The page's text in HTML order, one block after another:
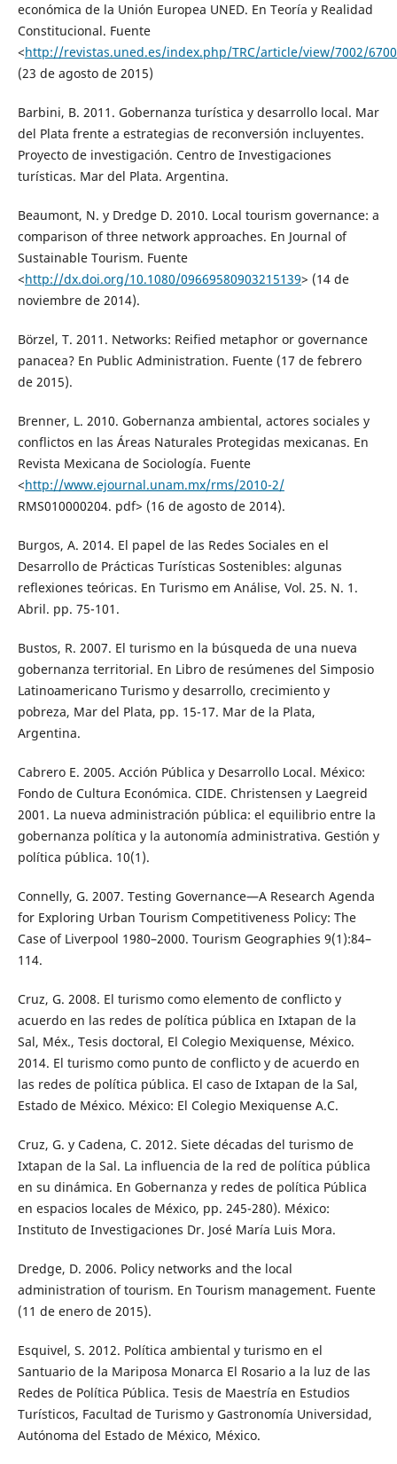
económica de la Unión Europea UNED. En Teoría y Realidad
Constitucional. Fuente
<http://revistas.uned.es/index.php/TRC/article/view/7002/6700
(23 de agosto de 2015)
Barbini, B. 2011. Gobernanza turística y desarrollo local. Mar
del Plata frente a estrategias de reconversión incluyentes.
Proyecto de investigación. Centro de Investigaciones
turísticas. Mar del Plata. Argentina.
Beaumont, N. y Dredge D. 2010. Local tourism governance: a
comparison of three network approaches. En Journal of
Sustainable Tourism. Fuente
<http://dx.doi.org/10.1080/09669580903215139> (14 de
noviembre de 2014).
Börzel, T. 2011. Networks: Reified metaphor or governance
panacea? En Public Administration. Fuente (17 de febrero
de 2015).
Brenner, L. 2010. Gobernanza ambiental, actores sociales y
conflictos en las Áreas Naturales Protegidas mexicanas. En
Revista Mexicana de Sociología. Fuente
<http://www.ejournal.unam.mx/rms/2010-2/
RMS010000204. pdf> (16 de agosto de 2014).
Burgos, A. 2014. El papel de las Redes Sociales en el
Desarrollo de Prácticas Turísticas Sostenibles: algunas
reflexiones teóricas. En Turismo em Análise, Vol. 25. N. 1.
Abril. pp. 75-101.
Bustos, R. 2007. El turismo en la búsqueda de una nueva
gobernanza territorial. En Libro de resúmenes del Simposio
Latinoamericano Turismo y desarrollo, crecimiento y
pobreza, Mar del Plata, pp. 15-17. Mar de la Plata,
Argentina.
Cabrero E. 2005. Acción Pública y Desarrollo Local. México:
Fondo de Cultura Económica. CIDE. Christensen y Laegreid
2001. La nueva administración pública: el equilibrio entre la
gobernanza política y la autonomía administrativa. Gestión y
política pública. 10(1).
Connelly, G. 2007. Testing Governance—A Research Agenda
for Exploring Urban Tourism Competitiveness Policy: The
Case of Liverpool 1980–2000. Tourism Geographies 9(1):84–
114.
Cruz, G. 2008. El turismo como elemento de conflicto y
acuerdo en las redes de política pública en Ixtapan de la
Sal, Méx., Tesis doctoral, El Colegio Mexiquense, México.
2014. El turismo como punto de conflicto y de acuerdo en
las redes de política pública. El caso de Ixtapan de la Sal,
Estado de México. México: El Colegio Mexiquense A.C.
Cruz, G. y Cadena, C. 2012. Siete décadas del turismo de
Ixtapan de la Sal. La influencia de la red de política pública
en su dinámica. En Gobernanza y redes de política Pública
en espacios locales de México, pp. 245-280). México:
Instituto de Investigaciones Dr. José María Luis Mora.
Dredge, D. 2006. Policy networks and the local
administration of tourism. En Tourism management. Fuente
(11 de enero de 2015).
Esquivel, S. 2012. Política ambiental y turismo en el
Santuario de la Mariposa Monarca El Rosario a la luz de las
Redes de Política Pública. Tesis de Maestría en Estudios
Turísticos, Facultad de Turismo y Gastronomía Universidad,
Autónoma del Estado de México, México.